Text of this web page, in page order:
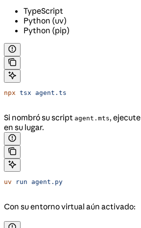
TypeScript
Python (uv)
Python (pip)
npx tsx agent.ts
Si nombró su script agent.mts, ejecute
en su lugar.
uv run agent.py
Con su entorno virtual aún activado: